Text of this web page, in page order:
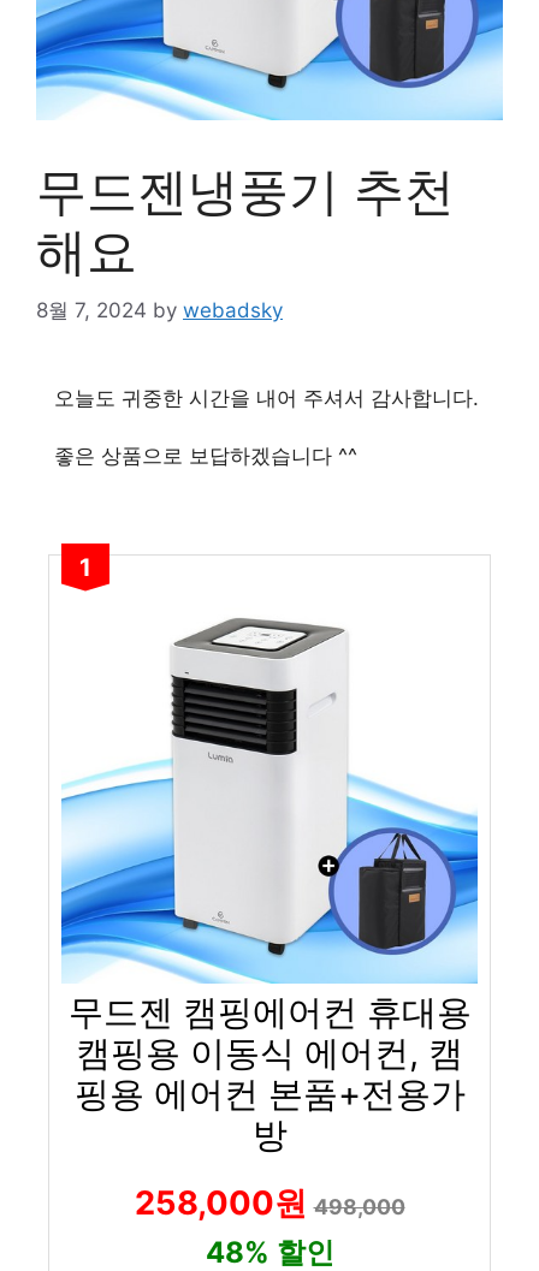
무드젠냉풍기 추천
해요
8월 7, 2024 by webadsky
오늘도 귀중한 시간을 내어 주셔서 감사합니다.
좋은 상품으로 보답하겠습니다 ^^
1
무드젠 캠핑에어컨 휴대용
캠핑용 이동식 에어컨, 캠
핑용 에어컨 본품+전용가
방
258,000원498,000
48% 할인